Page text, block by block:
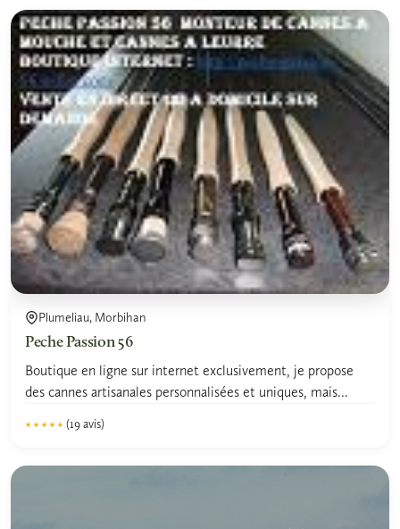
Plumeliau, Morbihan
Peche Passion 56
Boutique en ligne sur internet exclusivement, je propose
des cannes artisanales personnalisées et uniques, mais...
★★★★★
★★★★★ (19 avis)